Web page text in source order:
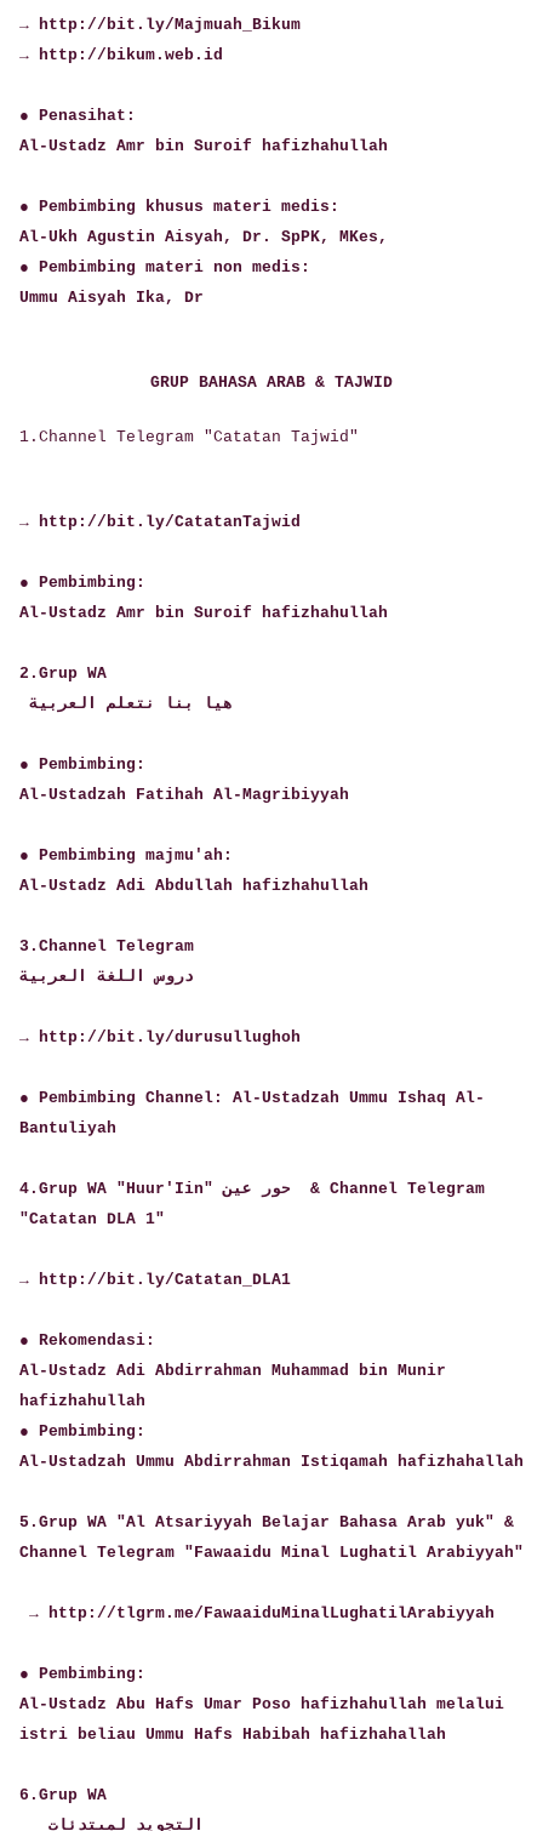
→ http://bit.ly/Majmuah_Bikum
→ http://bikum.web.id
● Penasihat:
Al-Ustadz Amr bin Suroif hafizhahullah
● Pembimbing khusus materi medis:
Al-Ukh Agustin Aisyah, Dr. SpPK, MKes,
● Pembimbing materi non medis:
Ummu Aisyah Ika, Dr
GRUP BAHASA ARAB & TAJWID
1.Channel Telegram "Catatan Tajwid"
→ http://bit.ly/CatatanTajwid
● Pembimbing:
Al-Ustadz Amr bin Suroif hafizhahullah
2.Grup WA
هيا بنا نتعلم العربية
● Pembimbing:
Al-Ustadzah Fatihah Al-Magribiyyah
● Pembimbing majmu'ah:
Al-Ustadz Adi Abdullah hafizhahullah
3.Channel Telegram
دروس اللغة العربية
→ http://bit.ly/durusullughoh
● Pembimbing Channel: Al-Ustadzah Ummu Ishaq Al-
Bantuliyah
4.Grup WA "Huur'Iin" حور عين & Channel Telegram
"Catatan DLA 1"
→ http://bit.ly/Catatan_DLA1
● Rekomendasi:
Al-Ustadz Adi Abdirrahman Muhammad bin Munir
hafizhahullah
● Pembimbing:
Al-Ustadzah Ummu Abdirrahman Istiqamah hafizhahallah
5.Grup WA "Al Atsariyyah Belajar Bahasa Arab yuk" &
Channel Telegram "Fawaaidu Minal Lughatil Arabiyyah"
→ http://tlgrm.me/FawaaiduMinalLughatilArabiyyah
● Pembimbing:
Al-Ustadz Abu Hafs Umar Poso hafizhahullah melalui
istri beliau Ummu Hafs Habibah hafizhahallah
6.Grup WA
التجويد لمبتدئات